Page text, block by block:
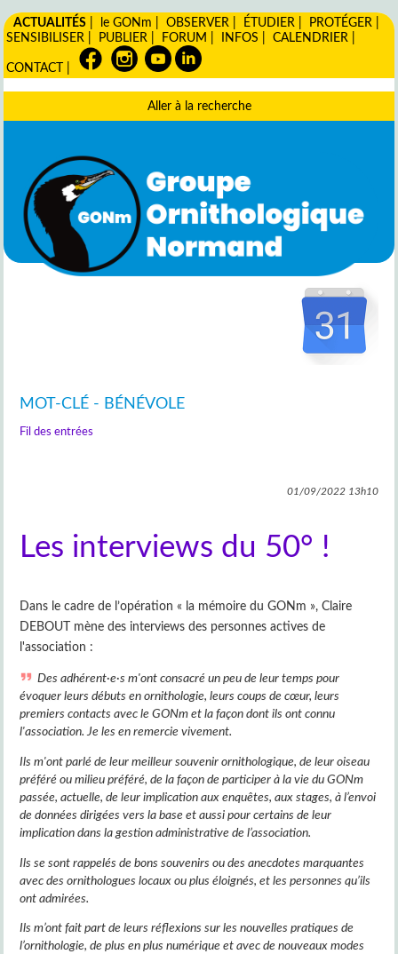
ACTUALITÉS le GONm |OBSERVER ÉTUDIER PROTÉGER
SENSIBILISER
PUBLIER FORUM INFOS |CALENDRIER
CONTACT
Aller à la recherche
MOT-CLÉ - BÉNÉVOLE
Fil des entrées
01/09/202213h10
Les interviews du 50° !
Dans le cadre de l’opération « la mémoire du GONm », Claire
DEBOUT mène des interviews des personnes actives de
l'association :
Des adhérent·e·s m'ont consacré un peu de leur temps pour
évoquer leurs débuts en ornithologie, leurs coups de cœur, leurs
premiers contacts avec le GONm et la façon dont ils ont connu
l'association. Je les en remercie vivement.
Ils m'ont parlé de leur meilleur souvenir ornithologique, de leur oiseau
préféré ou milieu préféré, de la façon de participer à la vie du GONm
passée, actuelle, de leur implication aux enquêtes, aux stages, à l’envoi
de données dirigées vers la base et aussi pour certains de leur
implication dans la gestion administrative de l’association.
Ils se sont rappelés de bons souvenirs ou des anecdotes marquantes
avec des ornithologues locaux ou plus éloignés, et les personnes qu’ils
ont admirées.
Ils m’ont fait part de leurs réflexions sur les nouvelles pratiques de
l’ornithologie, de plus en plus numérique et avec de nouveaux modes